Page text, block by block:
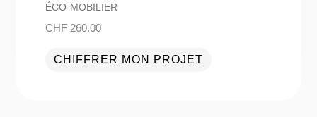
ÉCO-MOBILIER
CHF260.00
CHIFFRER MON PROJET